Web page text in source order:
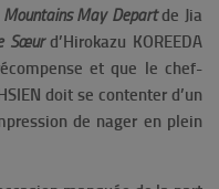
Mountains May Departde Jia
Sœurd’Hirokazu KOREEDA
et que le chef-
doit se contenter d’un
de nager en plein